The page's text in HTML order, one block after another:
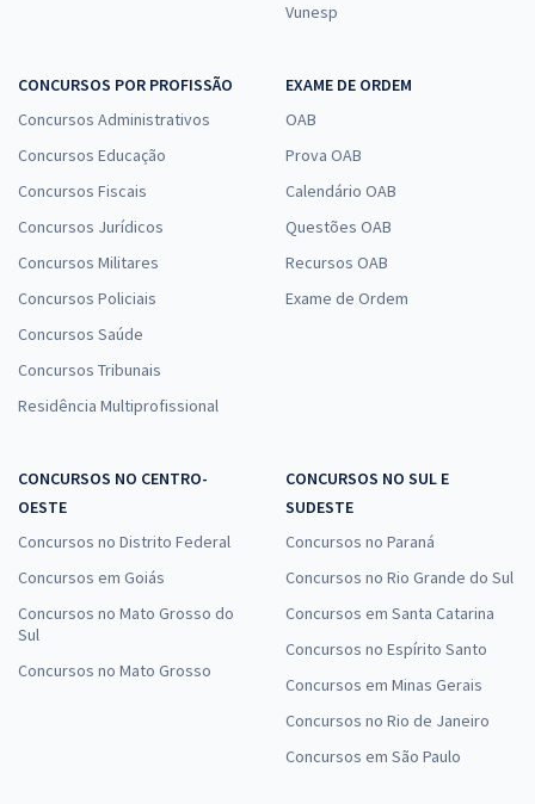
Vunesp
CONCURSOS POR PROFISSÃO
Concursos Administrativos
Concursos Educação
Concursos Fiscais
Concursos Jurídicos
Concursos Militares
Concursos Policiais
Concursos Saúde
Concursos Tribunais
Residência Multiprofissional
EXAME DE ORDEM
OAB
Prova OAB
Calendário OAB
Questões OAB
Recursos OAB
Exame de Ordem
CONCURSOS NO CENTRO-
OESTE
Concursos no Distrito Federal
Concursos em Goiás
Concursos no Mato Grosso do
Sul
Concursos no Mato Grosso
CONCURSOS NO SUL E
SUDESTE
Concursos no Paraná
Concursos no Rio Grande do Sul
Concursos em Santa Catarina
Concursos no Espírito Santo
Concursos em Minas Gerais
Concursos no Rio de Janeiro
Concursos em São Paulo